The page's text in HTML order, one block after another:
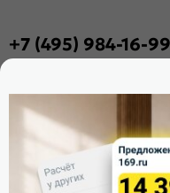
+7 (495) 984-16-99
Расскажите о нас
Оцените магазин